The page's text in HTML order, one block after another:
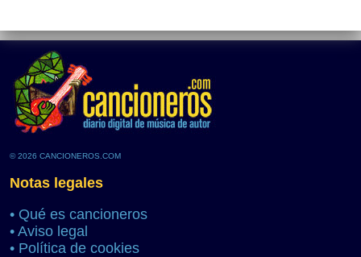
© 2026 CANCIONEROS.COM
Notas legales
• Qué es cancioneros
• Aviso legal
• Política de cookies